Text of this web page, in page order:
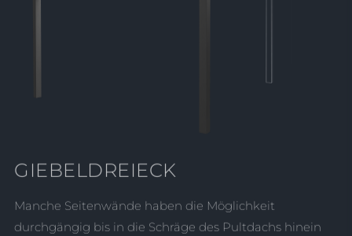
GIEBELDREIECK
Manche Seitenwände haben die Möglichkeit
durchgängig bis in die Schräge des Pultdachs hinein